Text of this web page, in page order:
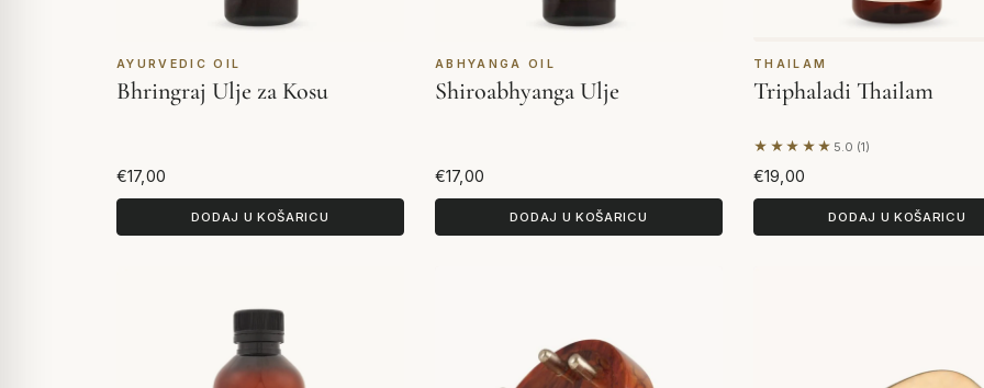
AYURVEDIC OIL
Bhringraj Ulje za Kosu
€17,00
DODAJ U KOŠARICU
ABHYANGA OIL
Shiroabhyanga Ulje
€17,00
DODAJ U KOŠARICU
THAILAM
Triphaladi Thailam
★★★★★ 5.0 (1)
Na temelju 1 recenzije
€19,00
DODAJ U KOŠARICU